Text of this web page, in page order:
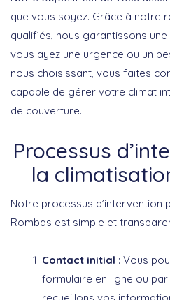
que vous soyez. Grâce à notre
qualifiés, nous garantissons
vous ayez une urgence ou un
nous choisissant, vous faites
capable de gérer votre climat
de couverture.
Processus
la
Notre processus d’intervention
Rombas est simple et
Contact initial : Vous
formulaire en ligne ou